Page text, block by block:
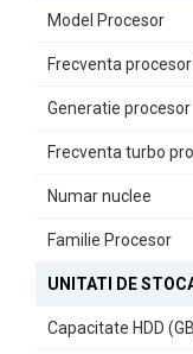
3 x SuperSpeed USB
2 x DisplayPort™ 1.4
1 x HDMI 2.1
Aceste opțiuni de
periferice și
Design Compact
economisește
dumneavoastră.
Sistem de Operare
Model Procesor
Frecventa procesor
Generatie procesor
Frecventa turbo
Numar nuclee
Familie Procesor
UNITATI DE
Capacitate HDD